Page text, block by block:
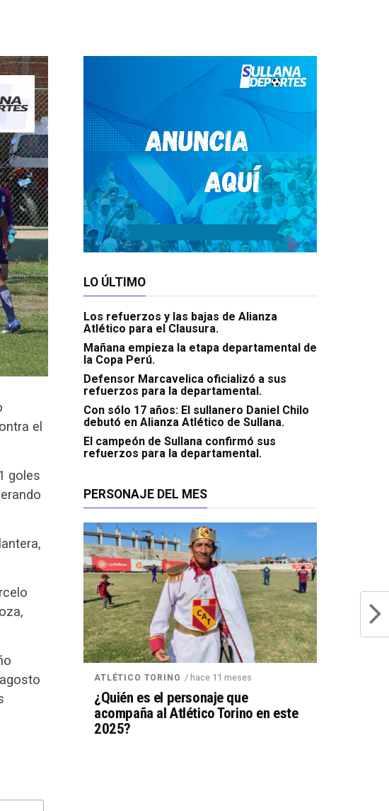
el
goles
LO ÚLTIMO
Los refuerzos y las bajas de Alianza
Atlético para el Clausura.
Mañana empieza la etapa departamental de
la Copa Perú.
Defensor Marcavelica oficializó a sus
refuerzos para la departamental.
Con sólo 17 años: El sullanero Daniel Chilo
debutó en Alianza Atlético de Sullana.
El campeón de Sullana confirmó sus
refuerzos para la departamental.
PERSONAJE DEL MES
ATLÉTICO TORINO / hace 11 meses
¿Quién es el personaje que
acompaña al Atlético Torino en este
2025?